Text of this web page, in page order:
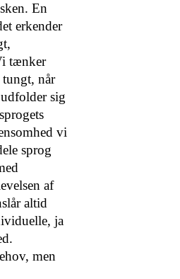
En
erkender
tænker
tungt, når
sig
vi
sprog
af
altid
ja
men